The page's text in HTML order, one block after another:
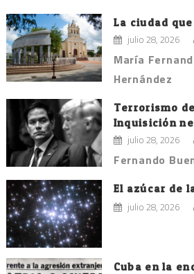
La ciudad
julio 28, 2026
María
Hernández
Terrorismo
Inquisición
julio 28, 2026
Fernando
El azúcar de
julio 28, 2026
Cuba en la